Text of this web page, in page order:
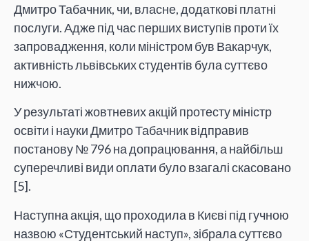
Дмитро Табачник, чи, власне, додаткові платні
послуги. Адже під час перших виступів проти їх
запровадження, коли міністром був Вакарчук,
активність львівських студентів була суттєво
нижчою.
У результаті жовтневих акцій протесту міністр
освіти і науки Дмитро Табачник відправив
постанову № 796 на допрацювання, а найбільш
суперечливі види оплати було взагалі скасовано
[5].
Наступна акція, що проходила в Києві під гучною
назвою «Студентський наступ», зібрала суттєво